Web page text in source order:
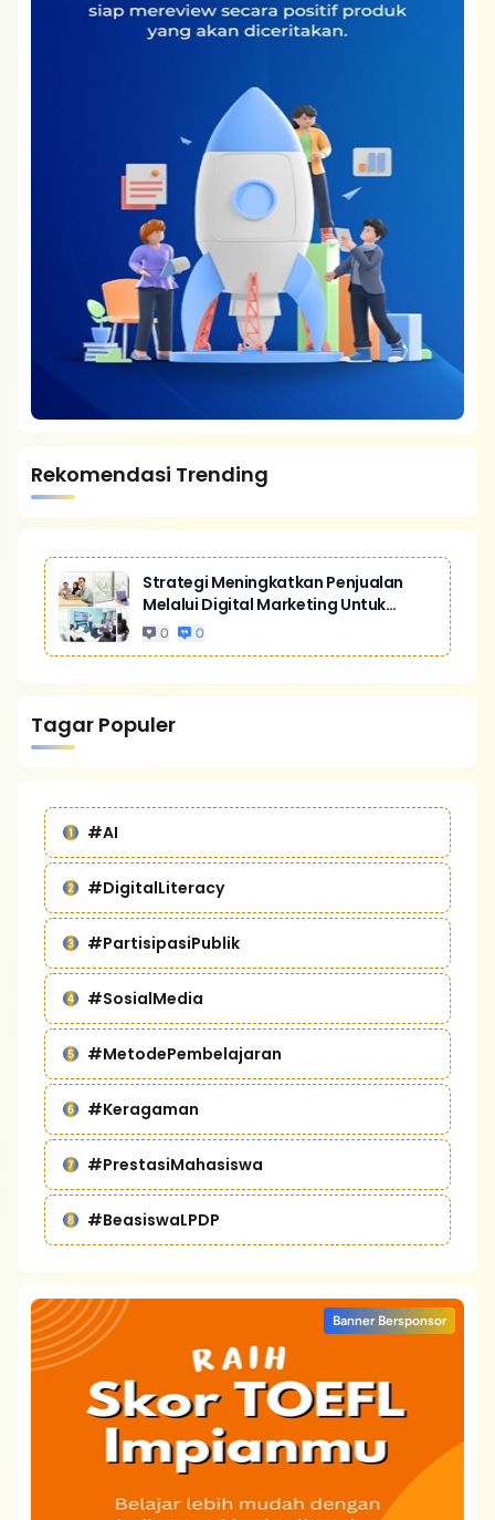
Rekomendasi Trending
Strategi Meningkatkan Penjualan
Melalui Digital Marketing Untuk
Bisnis Yang Lebih Kompetitif
0 0
Tagar Populer
#AI
#DigitalLiteracy
#PartisipasiPublik
#SosialMedia
#MetodePembelajaran
#Keragaman
#PrestasiMahasiswa
#BeasiswaLPDP
Banner Bersponsor